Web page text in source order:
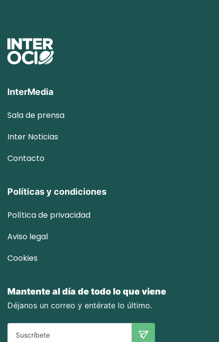
InterMedia
Sala de prensa
Inter Noticias
Contacto
Políticas y condiciones
Política de privacidad
Aviso legal
Cookies
Mantente al día de todo lo que viene
Déjanos un correo y entérate lo último.